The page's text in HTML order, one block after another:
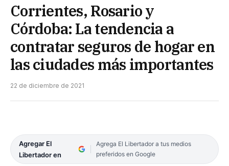
Corrientes, Rosario y
Córdoba: La tendencia a
contratar seguros de hogar en
las ciudades más importantes
22 de diciembre de 2021
Agregar El
Libertador en
Agrega El Libertador a tus medios
preferidos en Google